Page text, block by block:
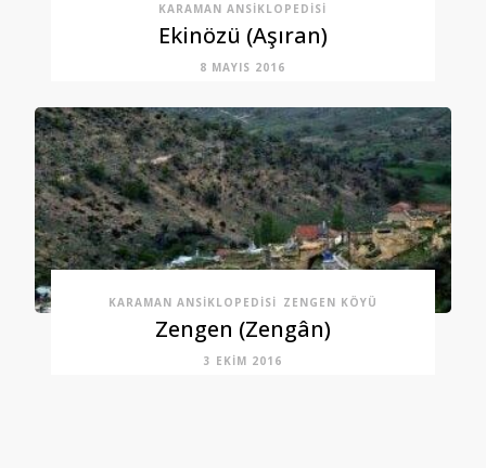
KARAMAN ANSIKLOPEDISI
Ekinözü (Aşıran)
8 MAYIS 2016
KARAMAN ANSIKLOPEDISI ZENGEN KÖYÜ
Zengen (Zengân)
3 EKIM 2016